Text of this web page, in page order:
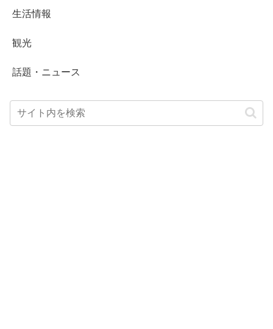
生活情報
観光
話題・ニュース